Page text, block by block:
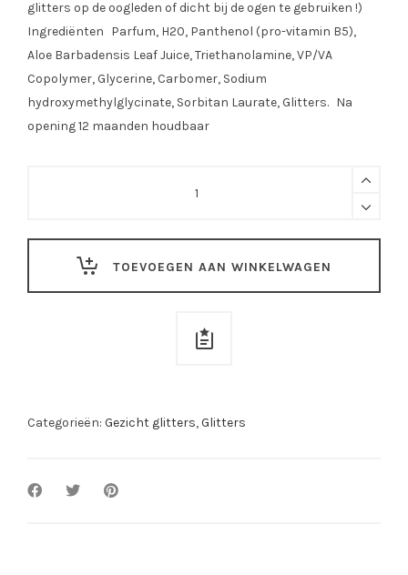
glitters op de oogleden of dicht bij de ogen te gebruiken !)
Ingrediënten Parfum, H20, Panthenol (pro-vitamin B5),
Aloe Barbadensis Leaf Juice, Triethanolamine, VP/VA
Copolymer, Glycerine, Carbomer, Sodium
hydroxymethylglycinate, Sorbitan Laurate, Glitters. Na
opening 12 maanden houdbaar
TOEVOEGEN AAN WINKELWAGEN
Categorieën: Gezicht glitters,Glitters